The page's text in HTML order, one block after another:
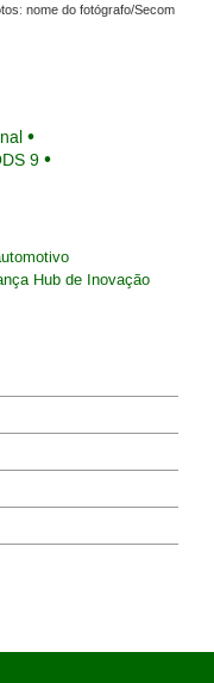
nome do fotógrafo/Secom
9
Hub de Inovação